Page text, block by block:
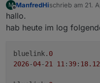
M
Offline
ManfredHischrieb am 21.
zuletzt editiert
hallo.
hab heute im log
bluelink. 0
2026-04-21 11: 39: